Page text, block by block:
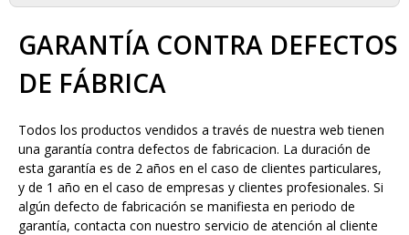
GARANTÍA CONTRA DEFECTOS
DE FÁBRICA
Todos los productos vendidos a través de nuestra web tienen
una garantía contra defectos de fabricacion. La duración de
esta garantía es de 2 años en el caso de clientes particulares,
y de 1 año en el caso de empresas y clientes profesionales. Si
algún defecto de fabricación se manifiesta en periodo de
garantía, contacta con nuestro servicio de atención al cliente